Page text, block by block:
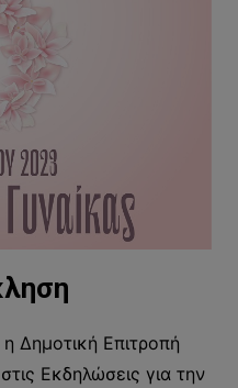
Δημοτική Επιτροπή
Εκδηλώσεις για την